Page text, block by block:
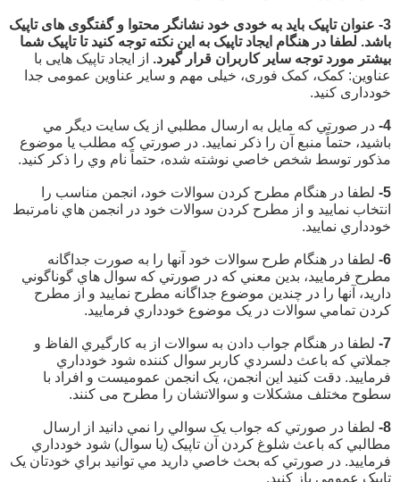
3- عنوان تاپیک باید به خودی خود نشانگر محتوا و گفتگوی های تاپیک
باشد. لطفا در هنگام ایجاد تاپیک به این نکته توجه کنید تا تاپیک شما
بیشتر مورد توجه سایر کاربران قرار گیرد. از ایجاد تاپیک هایی با
عناوین: کمک، کمک فوری، خیلی مهم و سایر عناوین عمومی جدا
خودداری کنید.
4- در صورتي که مايل به ارسال مطلبي از يک سايت ديگر مي
باشيد، حتماً منبع آن را ذکر نماييد. در صورتي که مطلب يا موضوع
مذکور توسط شخص خاصي نوشته شده، حتماً نام وي را ذکر کنید.
5- لطفا در هنگام مطرح کردن سوالات خود، انجمن مناسب را
انتخاب نماييد و از مطرح کردن سوالات خود در انجمن هاي نامرتبط
خودداري نماييد.
6- لطفا در هنگام طرح سوالات خود آنها را به صورت جداگانه
مطرح فرماييد، بدين معني که در صورتي که سوال هاي گوناگوني
داريد، آنها را در چندين موضوع جداگانه مطرح نماييد و از مطرح
کردن تمامي سوالات در يک موضوع خودداري فرماييد.
7- لطفا در هنگام جواب دادن به سوالات از به کارگيري الفاظ و
جملاتي که باعث دلسردي کاربر سوال کننده شود خودداري
فرماييد. دقت کنید این انجمن، یک انجمن عمومیست و افراد با
سطوح مختلف مشکلات و سوالاتشان را مطرح می کنند.
8- لطفا در صورتي که جواب يک سوالي را نمي دانيد از ارسال
مطالبي که باعث شلوغ کردن آن تاپيک (يا سوال) شود خودداري
فرماييد. در صورتي که بحث خاصي داريد مي توانيد براي خودتان يک
تاپيک عمومي باز کنيد.